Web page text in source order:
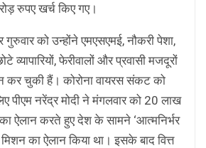
रुपए खर्च किए गए।
को उन्होंने एमएसएमई, नौकरी पेशा,
व्यापारियों, फेरीवालों और प्रवासी मजदूरों
कर चुकी हैं। कोरोना वायरस संकट को
पीएम नरेंद्र मोदी ने मंगलवार को 20 लाख
ऐलान करते हुए देश के सामने ‘आत्मनिर्भर
मिशन का ऐलान किया था। इसके बाद वित्त